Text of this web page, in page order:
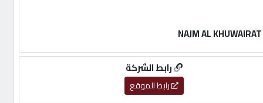
رابط الشركة
رابط الموقع